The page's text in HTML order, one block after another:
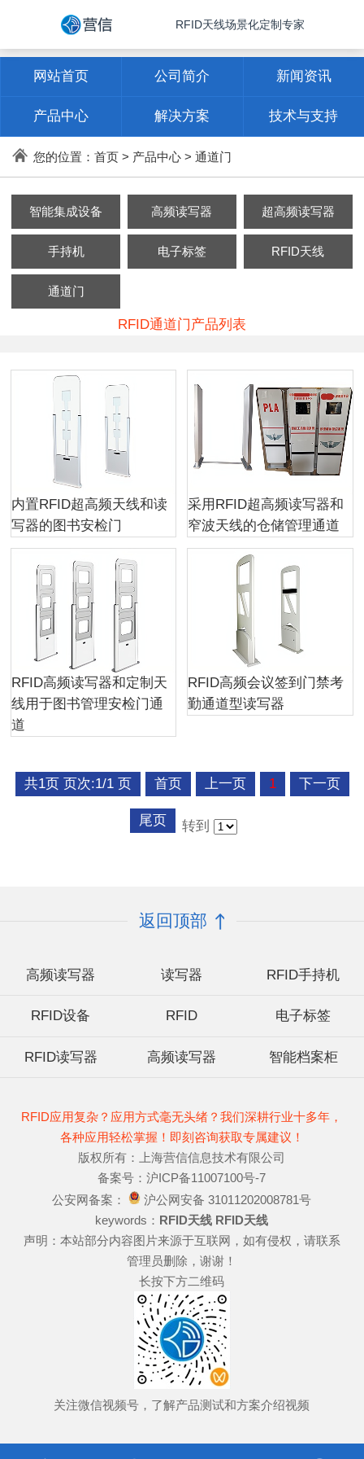
RFID天线场景化定制专家
网站首页 公司简介 新闻资讯
产品中心 解决方案 技术与支持
联系方式
您的位置： 首页> 产品中心> 通道门
智能集成设备 高频读写器 超高频读写器
手持机 电子标签 RFID天线
通道门
RFID通道门产品列表
内置RFID超高频天线和读
写器的图书安检门
采用RFID超高频读写器和
窄波天线的仓储管理通道
RFID高频读写器和定制天
线用于图书管理安检门通
道
RFID高频会议签到门禁考
勤通道型读写器
共1页 页次:1/1 页 首页 上一页 1 下一页
尾页 转到
返回顶部
高频读写器 读写器 RFID手持机
RFID设备 RFID 电子标签
RFID读写器 高频读写器 智能档案柜
RFID应用复杂？应用方式毫无头绪？我们深耕行业十多年，
各种应用轻松掌握！即刻咨询获取专属建议！
版权所有：上海营信信息技术有限公司
备案号：沪ICP备11007100号-7
公安网备案：
沪公网安备 31011202008781号
keywords： RFID天线 RFID天线
声明：本站部分内容图片来源于互联网，如有侵权，请联系
管理员删除，谢谢！
长按下方二维码
关注微信视频号，了解产品测试和方案介绍视频